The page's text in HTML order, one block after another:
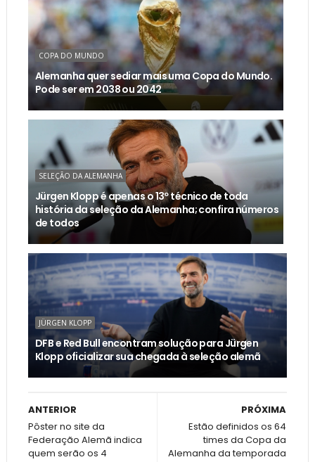
COPA DO MUNDO
Alemanha quer sediar mais uma Copa do Mundo.
Pode ser em 2038 ou 2042
SELEÇÃO DA ALEMANHA
Jürgen Klopp é apenas o 13º técnico de toda
história da seleção da Alemanha; confira números
de todos
JÜRGEN KLOPP
DFB e Red Bull encontram solução para Jürgen
Klopp oficializar sua chegada à seleção alemã
PRÓXIMA
Estão definidos os 64
times da Copa da
Alemanha da temporada
ANTERIOR
Pôster no site da
Federação Alemã indica
quem serão os 4